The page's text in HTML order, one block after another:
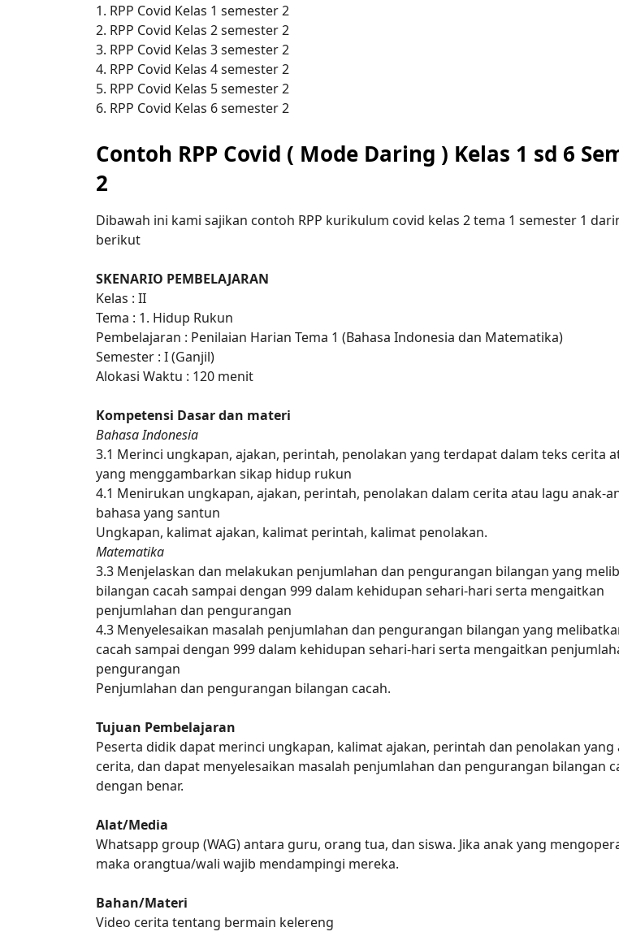
1. RPP Covid Kelas 1 semester 2
2. RPP Covid Kelas 2 semester 2
3. RPP Covid Kelas 3 semester 2
4. RPP Covid Kelas 4 semester 2
5. RPP Covid Kelas 5 semester 2
6. RPP Covid Kelas 6 semester 2
Contoh RPP Covid ( Mode Daring ) Kelas 1 sd 6
2
Dibawah ini kami sajikan contoh RPP kurikulum covid kelas 2 tema 1 semester 1
berikut
SKENARIO PEMBELAJARAN
Kelas : II
Tema : 1. Hidup Rukun
Pembelajaran : Penilaian Harian Tema 1 (Bahasa Indonesia dan Matematika)
Semester : I (Ganjil)
Alokasi Waktu : 120 menit
Kompetensi Dasar dan materi
Bahasa Indonesia
3.1 Merinci ungkapan, ajakan, perintah, penolakan yang terdapat dalam teks cerita
yang menggambarkan sikap hidup rukun
4.1 Menirukan ungkapan, ajakan, perintah, penolakan dalam cerita atau lagu anak-
bahasa yang santun
Ungkapan, kalimat ajakan, kalimat perintah, kalimat penolakan.
Matematika
3.3 Menjelaskan dan melakukan penjumlahan dan pengurangan bilangan yang
bilangan cacah sampai dengan 999 dalam kehidupan sehari-hari serta mengaitkan
penjumlahan dan pengurangan
4.3 Menyelesaikan masalah penjumlahan dan pengurangan bilangan yang
cacah sampai dengan 999 dalam kehidupan sehari-hari serta mengaitkan
pengurangan
Penjumlahan dan pengurangan bilangan cacah.
Tujuan Pembelajaran
Peserta didik dapat merinci ungkapan, kalimat ajakan, perintah dan penolakan yang
cerita, dan dapat menyelesaikan masalah penjumlahan dan pengurangan bilangan
dengan benar.
Alat/Media
Whatsapp group (WAG) antara guru, orang tua, dan siswa. Jika anak yang
maka orangtua/wali wajib mendampingi mereka.
Bahan/Materi
Video cerita tentang bermain kelereng